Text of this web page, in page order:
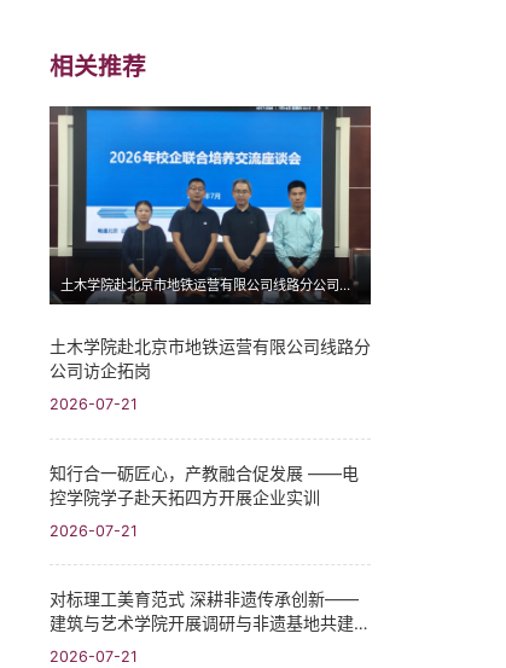
相关推荐
土木学院赴北京市地铁运营有限公司线路分公司访企拓岗
土木学院赴北京市地铁运营有限公司线路分
公司访企拓岗
2026-07-21
知行合一砺匠心，产教融合促发展 ——电
控学院学子赴天拓四方开展企业实训
2026-07-21
对标理工美育范式 深耕非遗传承创新——
建筑与艺术学院开展调研与非遗基地共建系
列活动
2026-07-21